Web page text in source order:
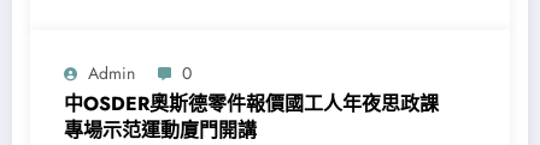
Admin 0
中OSDER奧斯德零件報價國工人年夜思政課
專場示范運動廈門開講